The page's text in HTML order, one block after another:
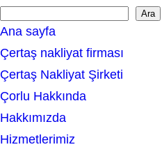
e
a
r
c
h
Ara
Ana sayfa
Çertaş nakliyat firması
Çertaş Nakliyat Şirketi
Çorlu Hakkında
Hakkımızda
Hizmetlerimiz